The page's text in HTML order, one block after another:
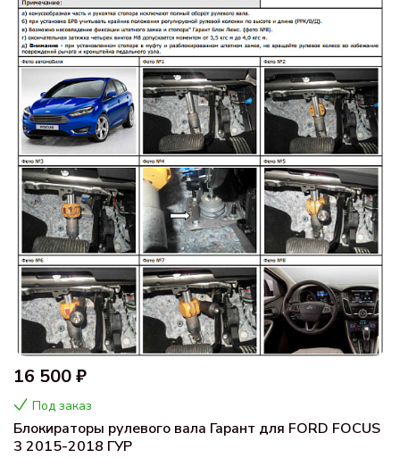
16 500 ₽
Под заказ
Блокираторы рулевого вала Гарант для FORD FOCUS
3 2015-2018 ГУР